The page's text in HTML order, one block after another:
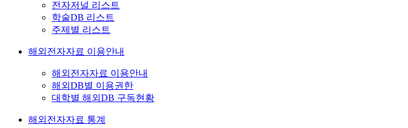
전자저널 리스트
학술DB 리스트
주제별 리스트
해외전자자료 이용안내
해외전자자료 이용안내
해외DB별 이용권한
대학별 해외DB 구독현황
해외전자자료 통계